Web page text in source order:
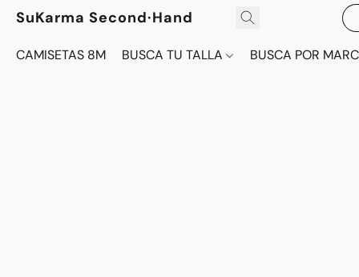
SuKarma Second·Hand
CAMISETAS 8M BUSCA TU TALLA BUSCA POR